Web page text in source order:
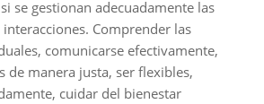
se gestionan adecuadamente las
Comprender las
comunicarse efectivamente,
de manera justa, ser flexibles,
cuidar del bienestar